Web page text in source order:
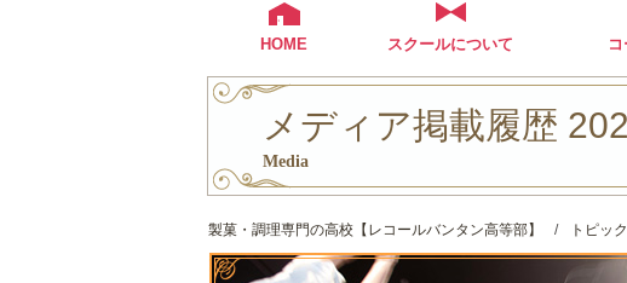
HOME スクールについて
メディア掲載履歴
Media
製菓・調理専門の高校【レコールバンタン高等部】 / トピッ